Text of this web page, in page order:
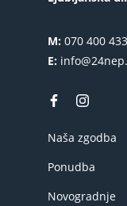
M: 070 400 433
E:
Naša zgodba
Ponudba
Novogradnje